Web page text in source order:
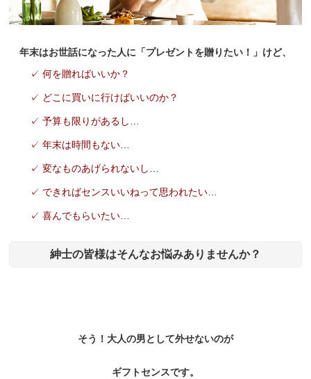
年末はお世話になった人に 「プレゼントを贈りたい！」 けど、
✓ 何を贈ればいいか？
✓ どこに買いに行けばいいのか？
✓ 予算も限りがあるし…
✓ 年末は時間もない…
✓ 変なものあげられないし…
✓ できればセンスいいねって思われたい…
✓ 喜んでもらいたい…
紳士の皆様はそんなお悩みありませんか？
そう！大人の男として外せないのが
ギフトセンスです。